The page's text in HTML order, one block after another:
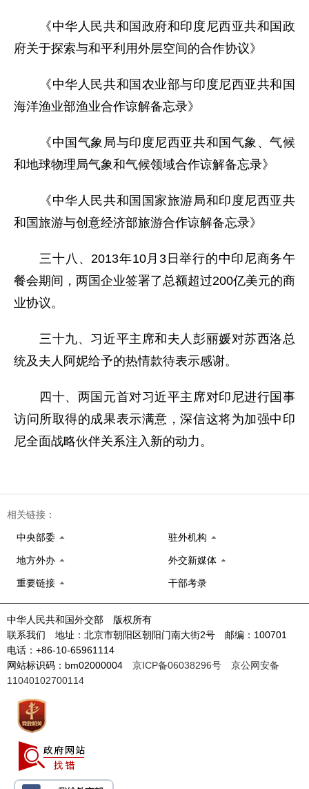
《中华人民共和国政府和印度尼西亚共和国政
府关于探索与和平利用外层空间的合作协议》
《中华人民共和国农业部与印度尼西亚共和国
海洋渔业部渔业合作谅解备忘录》
《中国气象局与印度尼西亚共和国气象、气候
和地球物理局气象和气候领域合作谅解备忘录》
《中华人民共和国国家旅游局和印度尼西亚共
和国旅游与创意经济部旅游合作谅解备忘录》
三十八、2013年10月3日举行的中印尼商务午
餐会期间，两国企业签署了总额超过200亿美元的商
业协议。
三十九、习近平主席和夫人彭丽媛对苏西洛总
统及夫人阿妮给予的热情款待表示感谢。
四十、两国元首对习近平主席对印尼进行国事
访问所取得的成果表示满意，深信这将为加强中印
尼全面战略伙伴关系注入新的动力。
相关链接：
中央部委 驻外机构
地方外办 外交新媒体
重要链接 干部考录
中华人民共和国外交部 版权所有
联系我们 地址：北京市朝阳区朝阳门南大街2号 邮编：100701
电话：+86-10-65961114
网站标识码：bm02000004 京ICP备06038296号
京公网安备
11040102700114